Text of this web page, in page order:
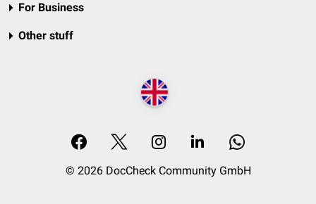
For Business
Other stuff
© 2026 DocCheck Community GmbH